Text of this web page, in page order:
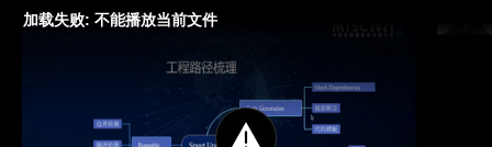
加载失败: 不能播放当前文件